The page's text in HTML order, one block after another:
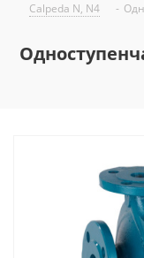
Calpeda N, N4
-